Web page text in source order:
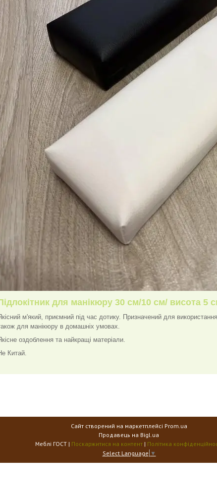
для манікюру 30 см/10 см/ висота 5
м'який, приємний під час дотику. Призначений для
для манікюру в домашніх умовах.
оздоблення та найкращі матеріали.
Китай.
Сайт створений на маркетплейсі Prom.ua
Продавець на Bigl.ua
Меблі ГОСТ | Поскаржитися на контент | Політика
Select Language ▼